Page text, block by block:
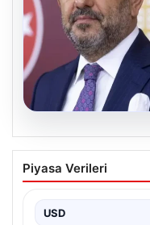
06.08.2026
Veli
tutuklandı
Piyasa Verileri
USD